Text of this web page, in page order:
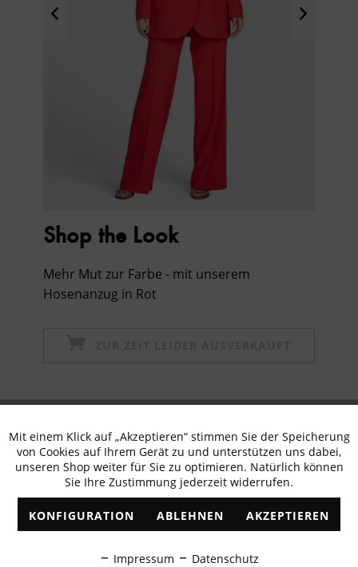
Shop the Look
Mehr Mut zur Farbe - mit unserem
Hosenanzug in Rot
erhalten
✓ Exklusive Angebote ✓ Die aktuellsten Trends
ABONNIEREN
Funktionale Aktiv
Marketing Inaktiv
Tracking Inaktiv
Mit einem Klick auf „Akzeptieren“ stimmen Sie der Speicherung
von Cookies auf Ihrem Gerät zu und unterstützen uns dabei,
unseren Shop weiter für Sie zu optimieren. Natürlich können
Sie Ihre Zustimmung jederzeit widerrufen.
KONFIGURATION ABLEHNEN AKZEPTIEREN
Impressum Datenschutz